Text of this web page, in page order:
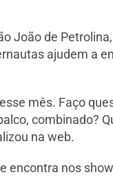
João de
ajudem a
mês. Faço
combinado?
na web.
encontra nos